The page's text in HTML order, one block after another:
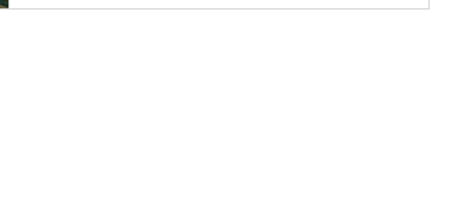
майстерклас. Демонстрація проводилась з...